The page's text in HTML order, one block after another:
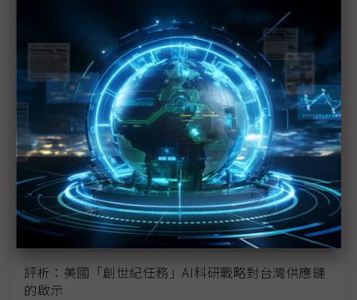
未蒙其利先受其害 美國製造業景氣連9個月衰退
H200效能翻6倍、價格增3成 NVIDIA「清庫存」仍
讓中國動心
豐田目標2026全球生產破千萬輛 HEV需求強勁跨越
電動車放緩影響
東南亞各國與美貿易協議持續推進 2026聚焦關鍵礦
產、轉口問題
陳立武與川普關鍵40分鐘會談 將政治阻力化為英特
爾資金
評析：美國「創世紀任務」AI科研戰略對台灣供應鏈
的啟示